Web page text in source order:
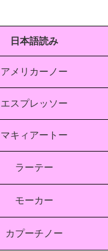
日本語読み
アメリカーノー
エスプレッソー
マキィアートー
ラーテー
モーカー
カプーチノー